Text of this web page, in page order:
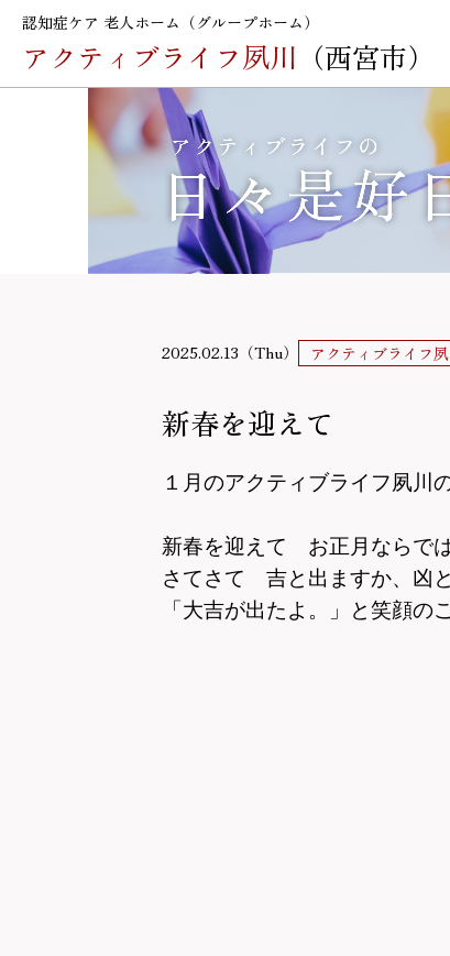
認知症ケア 老人ホーム（グループホーム）
アクティブライフ夙川 （西宮市）
2025.02.13（Thu） アクティブライフ
新春を迎えて
１月のアクティブライフ夙川
新春を迎えて お正月ならで
さてさて 吉と出ますか、凶
「大吉が出たよ。」と笑顔の